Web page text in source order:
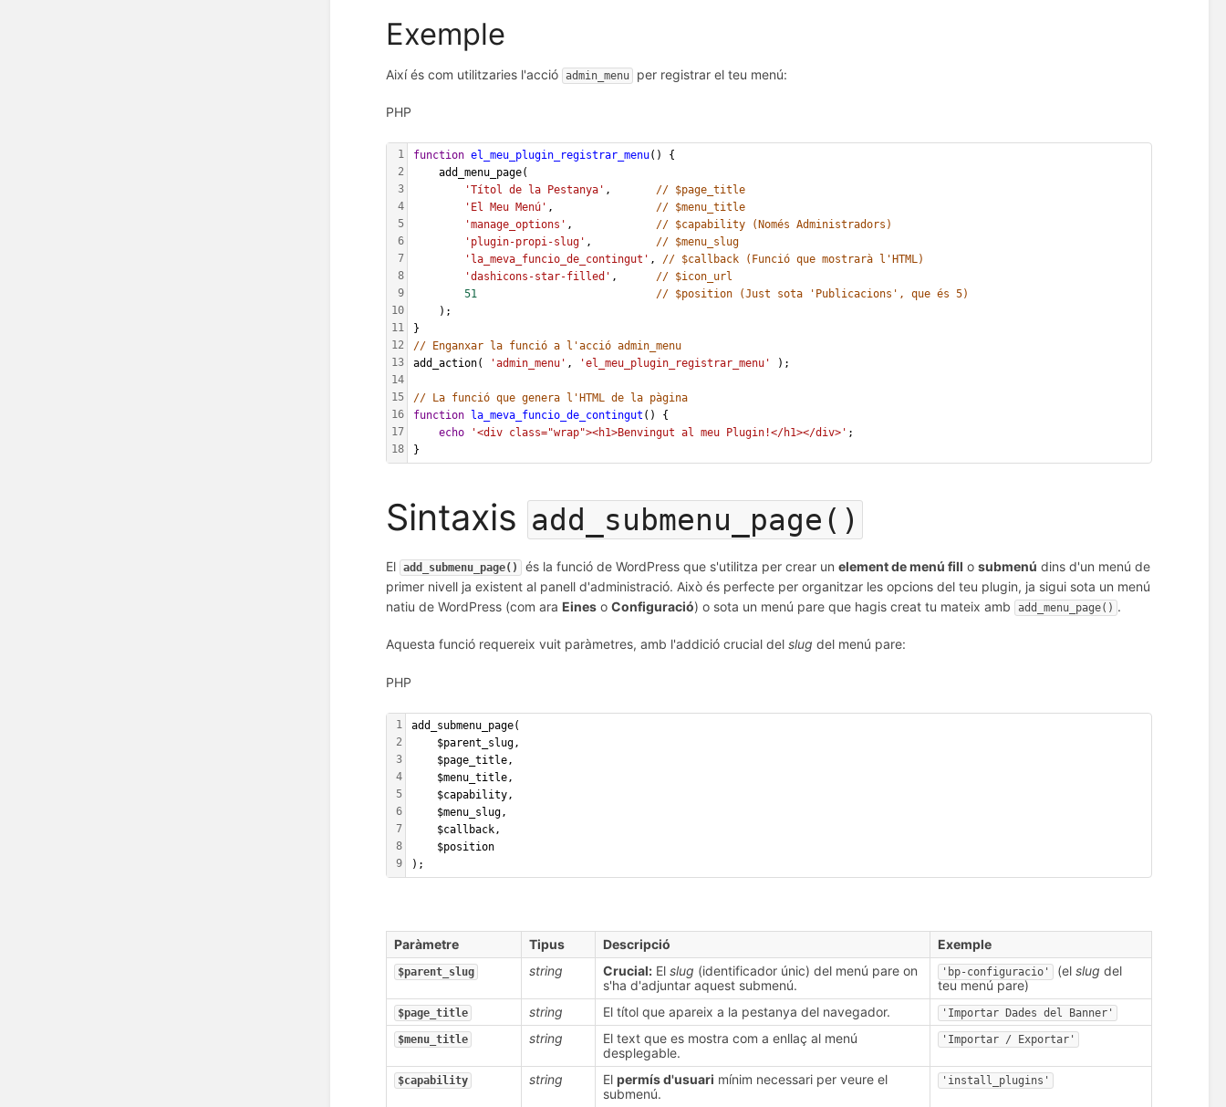
Exemple
Així és com utilitzaries l'acció admin_menu per registrar el teu menú:
PHP
1
2
3
4
5
6
7
8
9
10
11
12
13
14
15
16
17
18
function el_meu_plugin_registrar_menu() {
    add_menu_page(
'Títol de la Pestanya' , // $page_title
'El Meu Menú' , // $menu_title
'manage_options' , // $capability (Només Administradors)
'plugin-propi-slug' , // $menu_slug
'la_meva_funcio_de_contingut' , // $callback (Funció que mostrarà l'HTML)
'dashicons-star-filled' , // $icon_url
51
// $position (Just sota 'Publicacions', que és 5)
    );
}
// Enganxar la funció a l'acció admin_menu
add_action(
'admin_menu' , 'el_meu_plugin_registrar_menu' );
// La funció que genera l'HTML de la pàgina
function
la_meva_funcio_de_contingut () {
echo
'<div class="wrap"><h1>Benvingut al meu Plugin!</h1></div>' ;
}
Sintaxis add_submenu_page()
El add_submenu_page() és la funció de WordPress que s'utilitza per crear unelement de menú fill osubmenú dins d'un menú de
primer nivell ja existent al panell d'administració. Això és perfecte per organitzar les opcions del teu plugin, ja sigui sota un menú
natiu de WordPress (com ara Eines oConfiguració) o sota un menú pare que hagis creat tu mateix amb add_menu_page() .
Aquesta funció requereix vuit paràmetres, amb l'addició crucial delslug del menú pare:
PHP
1
2
3
4
5
6
7
8
9
add_submenu_page(
    $parent_slug,
    $page_title,
    $menu_title,
    $capability,
    $menu_slug,
    $callback,
    $position
);
Paràmetre Tipus Descripció Exemple
$parent_slug string Crucial: Elslug (identificador únic) del menú pare on
s'ha d'adjuntar aquest submenú.
'bp-configuracio' (elslug del
teu menú pare)
$page_title string El títol que apareix a la pestanya del navegador. 'Importar Dades del Banner'
$menu_title string
El text que es mostra com a enllaç al menú
desplegable.
'Importar / Exportar'
$capability string Elpermís d'usuari mínim necessari per veure el
submenú.
'install_plugins'